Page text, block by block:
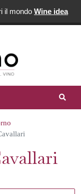
il mondo Wine idea